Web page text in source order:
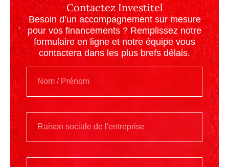
Contactez Investitel
Besoin d’un accompagnement sur mesure
pour vos financements ? Remplissez notre
formulaire en ligne et notre équipe vous
contactera dans les plus brefs délais.